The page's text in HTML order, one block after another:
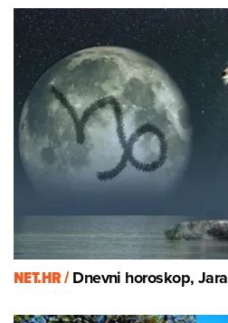
NET.HR /Dnevni horoskop,